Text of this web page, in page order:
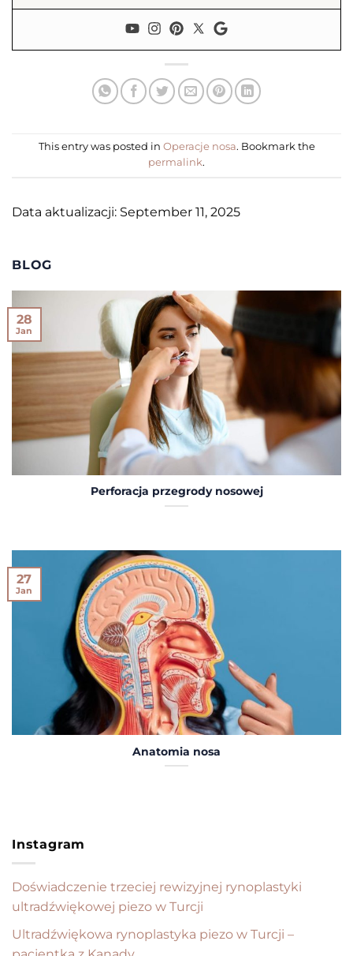
This entry was posted in Operacje nosa. Bookmark the
permalink.
Data aktualizacji: September 11, 2025
BLOG
Perforacja przegrody nosowej
28
Jan
Anatomia nosa
27
Jan
Instagram
Doświadczenie trzeciej rewizyjnej rynoplastyki
ultradźwiękowej piezo w Turcji
Ultradźwiękowa rynoplastyka piezo w Turcji –